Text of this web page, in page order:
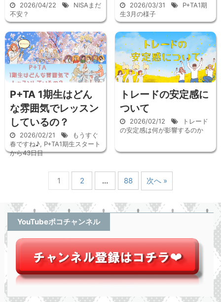
2026/04/22
NISAまだ
不安？
2026/03/31
P+TA1期
生3月の様子
P+TA 1期生はどん
な雰囲気でレッスン
しているの？
2026/02/21
もうすぐ
春ですね♪, P+TA1期生スタート
から43日目
トレードの安定感に
ついて
2026/02/12
トレード
の安定感は何が影響するのか
1 2 … 88 次へ »
YouTubeポコチャンネル